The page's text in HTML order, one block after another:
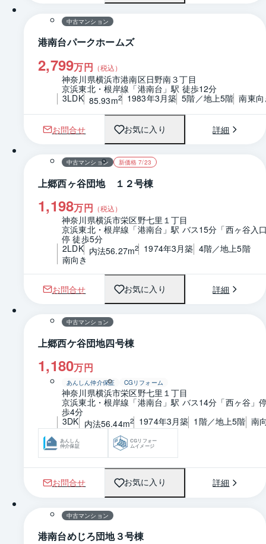
中古マンション
港南台パークホームズ
2,799万円 （税込）
神奈川県横浜市港南区日野南３丁目
京浜東北・根岸線「港南台」駅 徒歩12分
3LDK 85.93m2 1983年3月築 5階／地上5階 南東
お問合せ お気に入り 詳細
1 / 0 間取り
中古マンション 新価格 7/23
上郷西ヶ谷団地 １２号棟
1,198万円 （税込）
神奈川県横浜市栄区野七里１丁目
京浜東北・根岸線「港南台」駅 バス15分「西ヶ谷入
停 徒歩5分
2LDK 内法56.27m2 1974年3月築 4階／地上5階
南向き
お問合せ お気に入り 詳細
1 / 0 間取り
中古マンション
上郷西ケ谷団地四号棟
1,180万円
あんしん仲介保証 CGリフォーム
神奈川県横浜市栄区野七里１丁目
京浜東北・根岸線「港南台」駅 バス14分「西ヶ谷」
歩4分
3DK 内法56.44m2 1974年3月築 1階／地上5階 南
あんしん
仲介保証
CGリフォー
ムイメージ
お問合せ お気に入り 詳細
1 / 0 間取り
中古マンション
港南台めじろ団地３号棟